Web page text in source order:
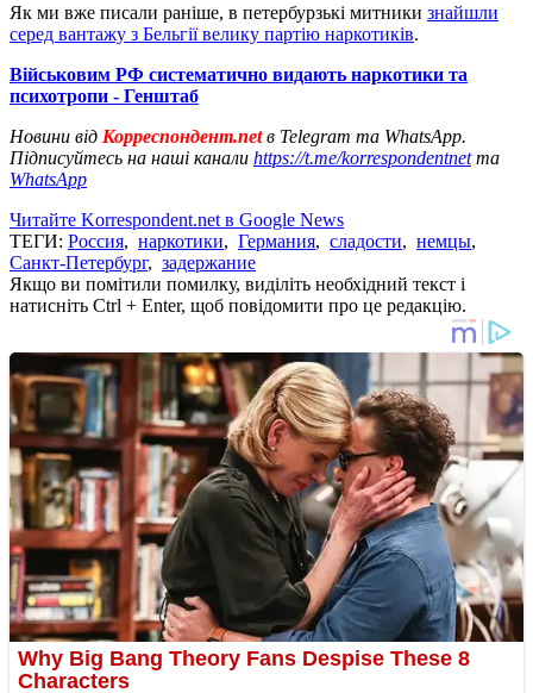
Як ми вже писали раніше, в петербурзькі митники знайшли
серед вантажу з Бельгії велику партію наркотиків.
Військовим РФ систематично видають наркотики та
психотропи - Генштаб
Новини від Корреспондент.netв Telegram та WhatsApp.
Підписуйтесь на наші канали https://t.me/korrespondentnetта
WhatsApp
Читайте Korrespondent.net в Google News
ТЕГИ: Россия, наркотики, Германия, сладости, немцы,
Санкт-Петербург, задержание
Якщо ви помітили помилку, виділіть необхідний текст і
натисніть Ctrl + Enter, щоб повідомити про це редакцію.